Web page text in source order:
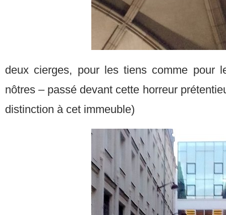
deux cierges, pour les tiens comme pour
nôtres – passé devant cette horreur
distinction à cet immeuble)